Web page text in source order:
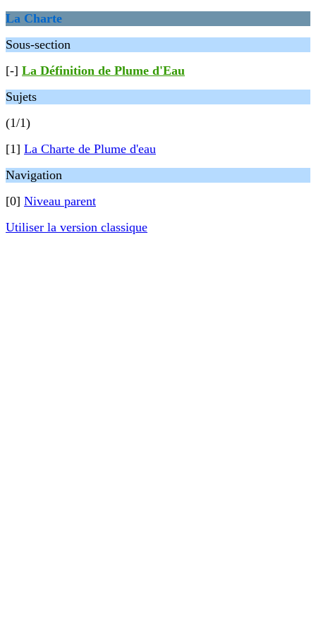
La Charte
Sous-section
[-] La Définition de Plume d'Eau
Sujets
(1/1)
[1] La Charte de Plume d'eau
Navigation
[0] Niveau parent
Utiliser la version classique